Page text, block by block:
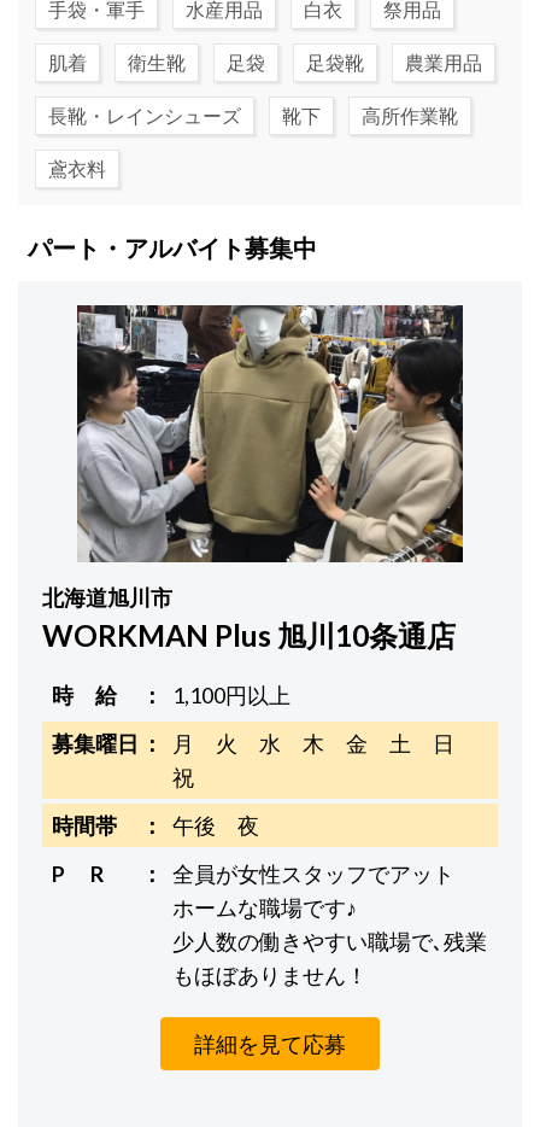
手袋・軍手 水産用品 白衣 祭用品
肌着 衛生靴 足袋 足袋靴 農業用品
長靴・レインシューズ 靴下 高所作業靴
鳶衣料
パート・アルバイト募集中
北海道旭川市
WORKMAN Plus 旭川10条通店
時 給
1,100円以上
募集曜日
月 火 水 木 金 土 日
祝
時間帯
午後 夜
P R
全員が女性スタッフでアット
ホームな職場です♪
少人数の働きやすい職場で､残業
もほぼありません！
詳細を見て応募